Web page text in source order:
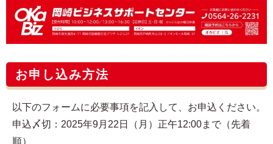
お申し込み方法
以下のフォームに必要事項を記入して、お申込ください。
申込〆切：2025年9月22日（月）正午12:00まで（先着
順）